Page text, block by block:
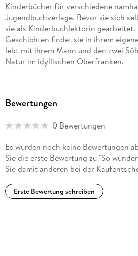
Kinderbücher für verschiedene
Jugendbuchverlage. Bevor sie sich
sie als Kinderbuchlektorin gearbeitet.
Geschichten findet sie in ihrem
lebt mit ihrem Mann und den zwei
Natur im idyllischen Oberfranken.
verbringt viel Zeit in den Bergen
sie schon immer geliebt, aber ihr Weg
Tutorials online angeschaut und
Jetzt arbeitet sie meistens digital in
manchmal benutzt sie auch Buntstifte
liebsten erschafft sie Landschaften
aber bisher hat sie nichts gefunden,
Bewertungen
0 Bewertungen
Es wurden noch keine Bewertungen
Sie die erste Bewertung zu "So
Sie damit anderen bei der
Erste Bewertung schreiben